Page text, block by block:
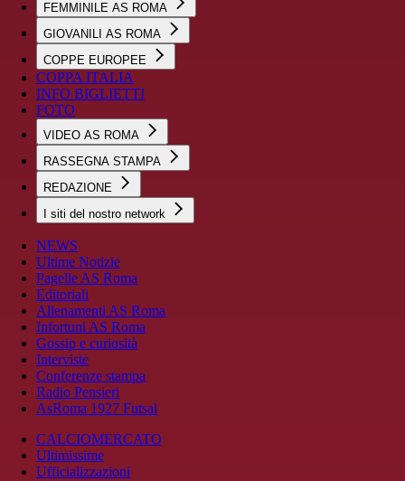
FEMMINILE AS ROMA
GIOVANILI AS ROMA
COPPE EUROPEE
COPPA ITALIA
INFO BIGLIETTI
FOTO
VIDEO AS ROMA
RASSEGNA STAMPA
REDAZIONE
I siti del nostro network
NEWS
Ultime Notizie
Pagelle AS Roma
Editoriali
Allenamenti AS Roma
Infortuni AS Roma
Gossip e curiosità
Interviste
Conferenze stampa
Radio Pensieri
AsRoma 1927 Futsal
CALCIOMERCATO
Ultimissime
Ufficializzazioni